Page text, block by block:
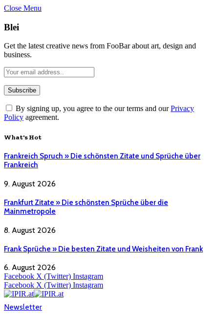
Close Menu
Blei
Get the latest creative news from FooBar about art, design and
business.
By signing up, you agree to the our terms and ourPrivacy
Policy agreement.
What's Hot
Frankreich Spruch » Die schönsten Zitate und Sprüche über
Frankreich
9. August 2026
Frankfurt Zitate » Die schönsten Sprüche über die
Mainmetropole
8. August 2026
Frank Sprüche » Die besten Zitate und Weisheiten von Frank
6. August 2026
Facebook X (Twitter) Instagram
Facebook X (Twitter) Instagram
Newsletter